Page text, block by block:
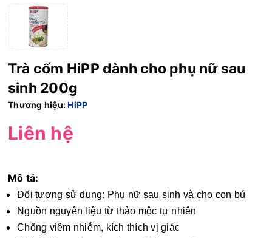
Trà cốm HiPP dành cho phụ nữ sau
sinh 200g
Thương hiệu:HiPP
Liên hệ
Mô tả:
Đối tượng sử dụng: Phụ nữ sau sinh và cho con bú
Nguồn nguyên liệu từ thảo mộc tự nhiên
Chống viêm nhiễm, kích thích vị giác